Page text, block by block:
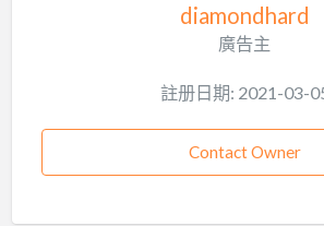
diamondhard
廣告主
註册日期: 2021-03-
Contact Owner